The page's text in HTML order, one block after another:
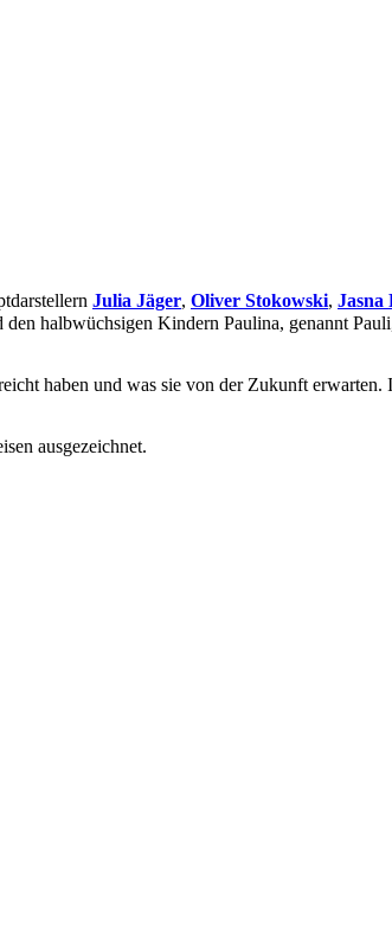
Julia Jäger, Oliver Stokowski, Jasna
halbwüchsigen Kindern Paulina, genannt
haben und was sie von der Zukunft
ausgezeichnet.